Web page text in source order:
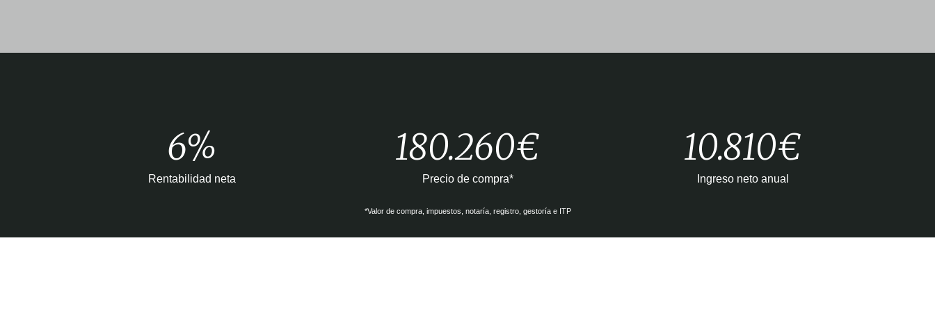
6%
Rentabilidad neta
180.260€
Precio de compra*
*Valor de compra, impuestos, notaría, registro, gestoría e ITP
10.810€
Ingreso neto anual